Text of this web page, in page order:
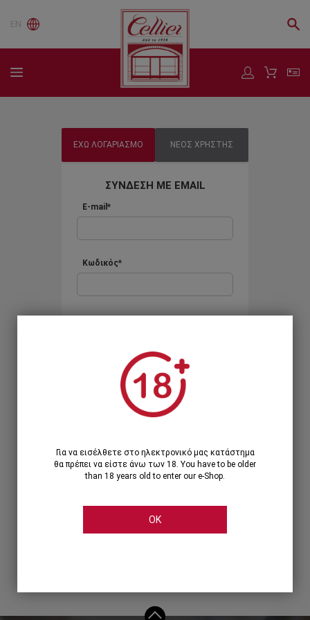
EN
ΕΧΩ ΛΟΓΑΡΙΑΣΜΟ ΝΕΟΣ ΧΡΗΣΤΗΣ
ΣΥΝΔΕΣΗ ΜΕ EMAIL
E-mail*
Κωδικός*
Ξεχάσατε τον κωδικό;
Ή
ΣΥΝΔΕΣΗ ΜΕ ...
Για να εισέλθετε στο ηλεκτρονικό μας κατάστημα
θα πρέπει να είστε άνω των 18. You have to be older
than 18 years old to enter our e-Shop.
OK